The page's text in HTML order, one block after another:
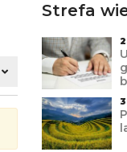
Strefa